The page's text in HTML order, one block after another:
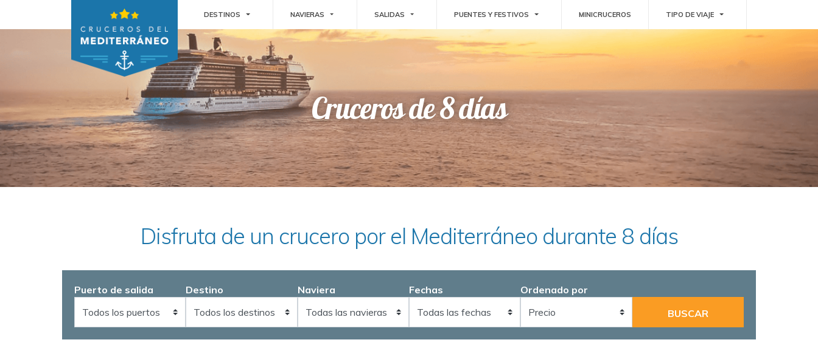
DESTINOS TOGGLE DROPDOWN
NAVIERAS TOGGLE DROPDOWN
SALIDAS TOGGLE DROPDOWNPUENTES Y FESTIVOS TOGGLE DROPDOWN
MINICRUCEROS TIPO DE VIAJE TOGGLE DROPDOWN
Cruceros de 8 días
Disfruta de un crucero por el Mediterráneo durante 8 días
Puerto de salida Destino Naviera Fechas Ordenado por